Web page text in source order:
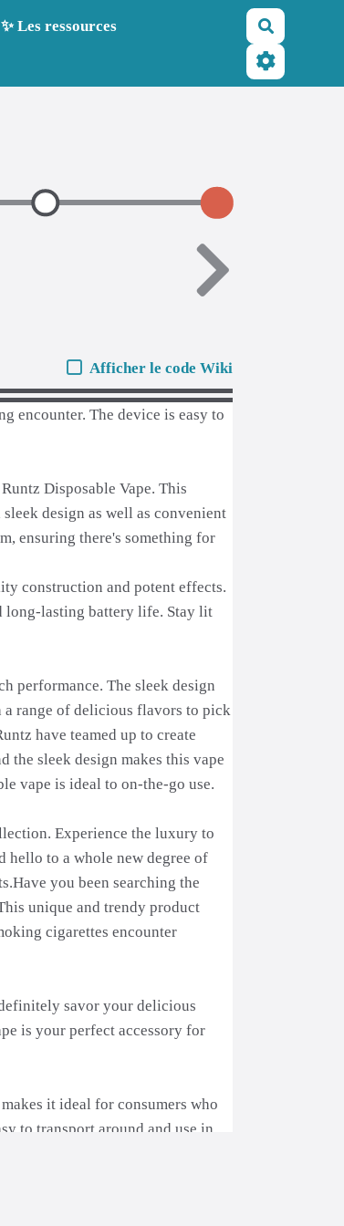
✨ Les ressources
Afficher le code Wiki